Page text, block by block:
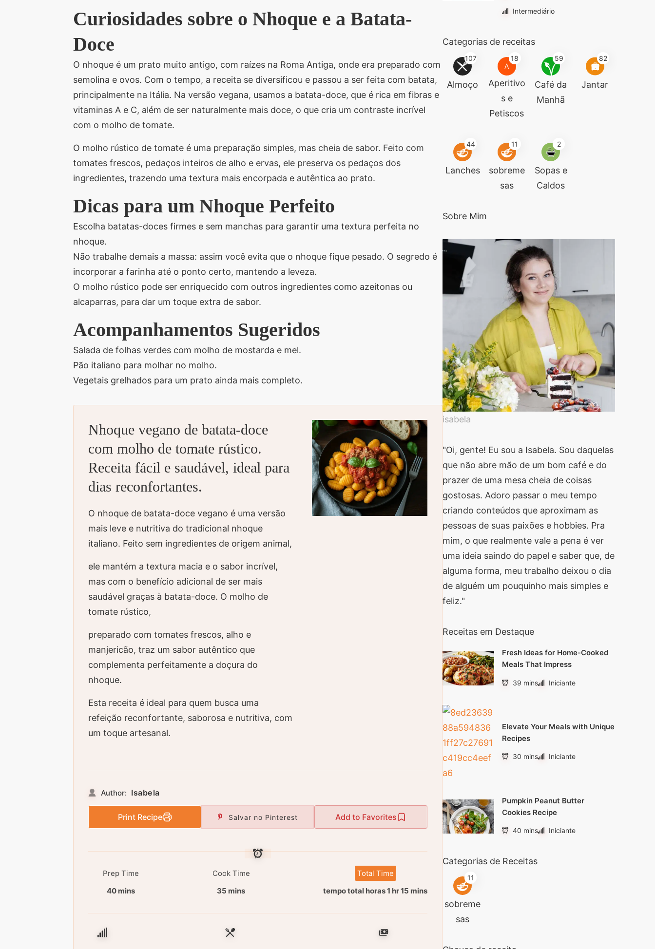
Curiosidades sobre o Nhoque e a Batata-
Doce
O nhoque é um prato muito antigo, com raízes na Roma Antiga, onde era preparado com
semolina e ovos. Com o tempo, a receita se diversificou e passou a ser feita com batata,
principalmente na Itália. Na versão vegana, usamos a batata-doce, que é rica em fibras e
vitaminas A e C, além de ser naturalmente mais doce, o que cria um contraste incrível
com o molho de tomate.
O molho rústico de tomate é uma preparação simples, mas cheia de sabor. Feito com
tomates frescos, pedaços inteiros de alho e ervas, ele preserva os pedaços dos
ingredientes, trazendo uma textura mais encorpada e autêntica ao prato.
Dicas para um Nhoque Perfeito
Escolha batatas-doces firmes e sem manchas para garantir uma textura perfeita no
nhoque.
Não trabalhe demais a massa: assim você evita que o nhoque fique pesado. O segredo é
incorporar a farinha até o ponto certo, mantendo a leveza.
O molho rústico pode ser enriquecido com outros ingredientes como azeitonas ou
alcaparras, para dar um toque extra de sabor.
Acompanhamentos Sugeridos
Salada de folhas verdes com molho de mostarda e mel.
Pão italiano para molhar no molho.
Vegetais grelhados para um prato ainda mais completo.
Nhoque vegano de batata-doce
com molho de tomate rústico.
Receita fácil e saudável, ideal para
dias reconfortantes.
O nhoque de batata-doce vegano é uma versão
mais leve e nutritiva do tradicional nhoque
italiano. Feito sem ingredientes de origem animal,
ele mantém a textura macia e o sabor incrível,
mas com o benefício adicional de ser mais
saudável graças à batata-doce. O molho de
tomate rústico,
preparado com tomates frescos, alho e
manjericão, traz um sabor autêntico que
complementa perfeitamente a doçura do
nhoque.
Esta receita é ideal para quem busca uma
refeição reconfortante, saborosa e nutritiva, com
um toque artesanal.
Author: Isabela
Print Recipe Salvar no Pinterest Add to Favorites
Prep Time
40 mins
Cook Time
35 mins
Total Time
tempo total horas 1 hr 15 mins
Intermediário
Categorias de receitas
107
Almoço
A
18
Aperitivo
s e
Petiscos
59
Café da
Manhã
82
Jantar
44
Lanches
11
sobreme
sas
2
Sopas e
Caldos
Sobre Mim
isabela
"Oi, gente! Eu sou a Isabela. Sou daquelas
que não abre mão de um bom café e do
prazer de uma mesa cheia de coisas
gostosas. Adoro passar o meu tempo
criando conteúdos que aproximam as
pessoas de suas paixões e hobbies. Pra
mim, o que realmente vale a pena é ver
uma ideia saindo do papel e saber que, de
alguma forma, meu trabalho deixou o dia
de alguém um pouquinho mais simples e
feliz."
Receitas em Destaque
Fresh Ideas for Home-Cooked
Meals That Impress
39 mins Iniciante
Elevate Your Meals with Unique
Recipes
30 mins Iniciante
Pumpkin Peanut Butter
Cookies Recipe
40 mins Iniciante
Categorias de Receitas
11
sobreme
sas